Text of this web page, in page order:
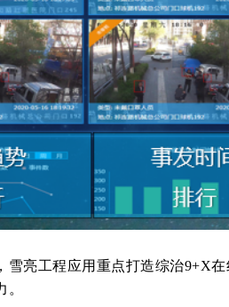
雪亮工程应用重点打造综治9+X